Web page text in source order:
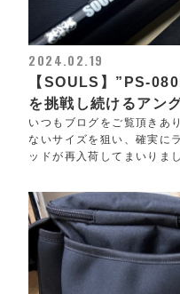
2024.02.19
【SOULS】”PS-
を挑戦し続けるアン
いつもブログをご覧頂きあ
ないサイズを狙い、確実に
ッドが再入荷してまいりま